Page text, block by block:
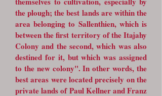
the plough; the best lands are within the
area belonging to Sallenthien, which is
between the first territory of the Itajahy
Colony and the second, which was also
destined for it, but which was assigned
to the new colony". In other words, the
best areas were located precisely on the
private lands of Paul Kellner and Franz